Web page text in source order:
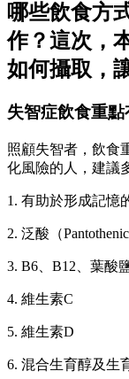
哪些飲食方
作？這次，
如何攝取，
失智症飲食重點
照顧失智者，飲食
化風險的人，建議
1. 有助於形成記憶
2. 泛酸（
3. B6、B12、葉酸
4. 維生素C
5. 維生素D
6. 混合生育醇及生